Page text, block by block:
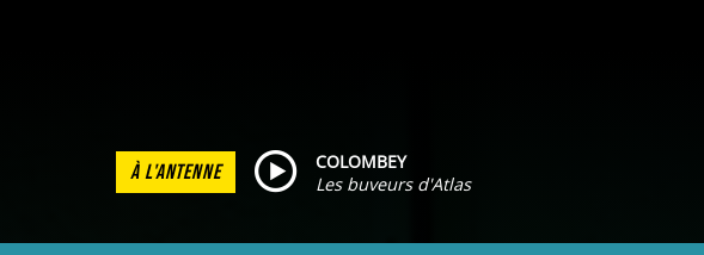
À L'ANTENNE
COLOMBEY
Les buveurs d'Atlas